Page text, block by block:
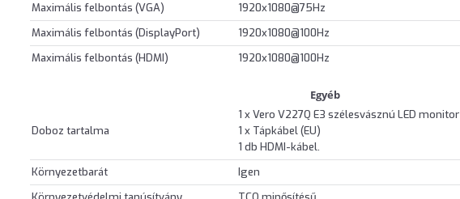
Maximális felbontás (VGA)
1920x1080@75Hz
Maximális felbontás (DisplayPort)
1920x1080@100Hz
Maximális felbontás (HDMI)
1920x1080@100Hz
Egyéb
Doboz tartalma
1 x Vero V227Q E3 szélesvásznú LED monitor
1 x Tápkábel (EU)
1 db HDMI-kábel.
Környezetbarát
Igen